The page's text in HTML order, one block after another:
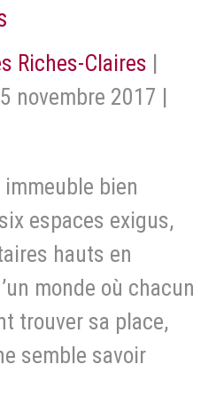
Riches-Claires |
bien
espaces exigus,
hauts en
monde où chacun
trouver sa place,
semble savoir